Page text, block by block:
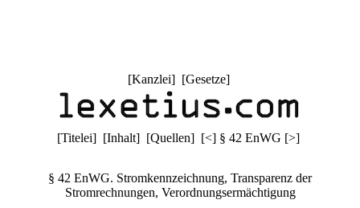
[Kanzlei] [Gesetze]
[Titelei] [Inhalt] [Quellen] [<] § 42 EnWG [>]
§ 42 EnWG. Stromkennzeichnung, Transparenz der
Stromrechnungen, Verordnungsermächtigung